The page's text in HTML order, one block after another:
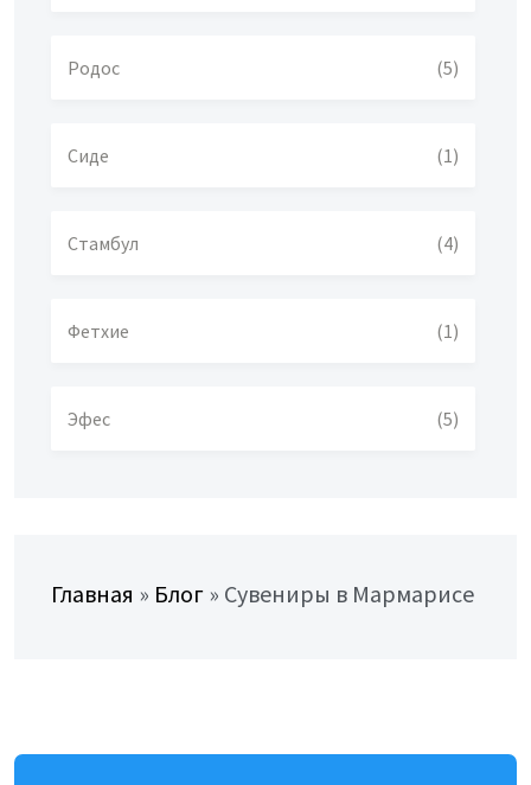
Родос (5)
Сиде (1)
Стамбул (4)
Фетхие (1)
Эфес (5)
Главная » Блог » Сувениры в Мармарисе